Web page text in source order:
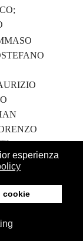
esperienza
cookie
(Pisa);